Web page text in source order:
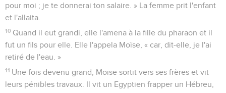
pour moi ; je te donnerai ton salaire. » La femme prit l'enfant
et l'allaita.
10 Quand il eut grandi, elle l'amena à la fille du pharaon et il
fut un fils pour elle. Elle l'appela Moïse, « car, dit-elle, je l'ai
retiré de l'eau. »
11 Une fois devenu grand, Moïse sortit vers ses frères et vit
leurs pénibles travaux. Il vit un Egyptien frapper un Hébreu,